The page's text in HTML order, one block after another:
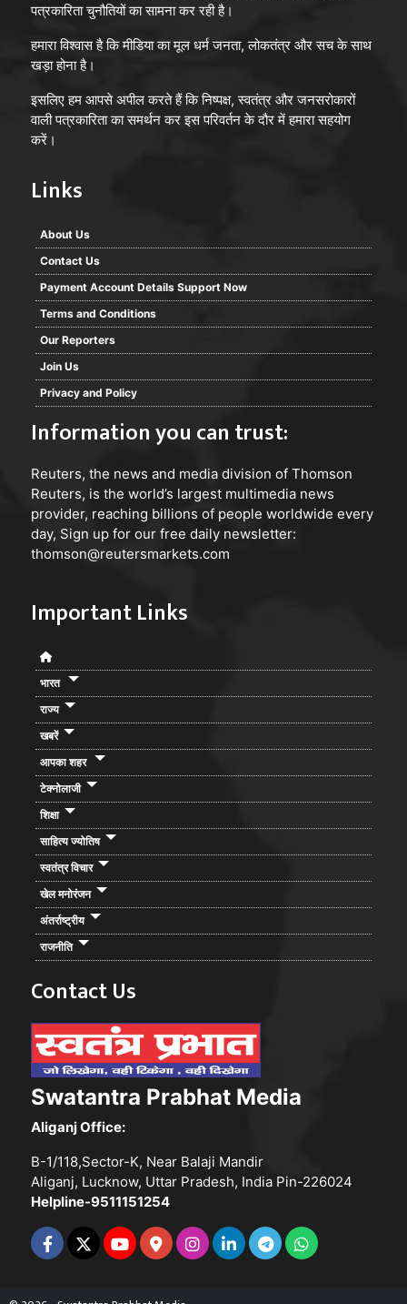
पत्रकारिता चुनौतियों का सामना कर रही है।
हमारा विश्वास है कि मीडिया का मूल धर्म जनता, लोकतंत्र और सच के साथ
खड़ा होना है।
इसलिए हम आपसे अपील करते हैं कि निष्पक्ष, स्वतंत्र और जनसरोकारों
वाली पत्रकारिता का समर्थन कर इस परिवर्तन के दौर में हमारा सहयोग
करें।
Links
About Us
Contact Us
Payment Account Details Support Now
Terms and Conditions
Our Reporters
Join Us
Privacy and Policy
Information you can trust:
Reuters, the news and media division of Thomson
Reuters, is the world’s largest multimedia news
provider, reaching billions of people worldwide every
day, Sign up for our free daily newsletter:
thomson@reutersmarkets.com
Important Links
भारत
राज्य
खबरें
आपका शहर
टेक्नोलाजी
शिक्षा
साहित्य ज्योतिष
स्वतंत्र विचार
खेल मनोरंजन
अंतर्राष्ट्रीय
राजनीति
Contact Us
Swatantra Prabhat Media
Aliganj Office:
B-1/118,Sector-K, Near Balaji Mandir
Aliganj, Lucknow, Uttar Pradesh, India Pin-226024
Helpline-9511151254